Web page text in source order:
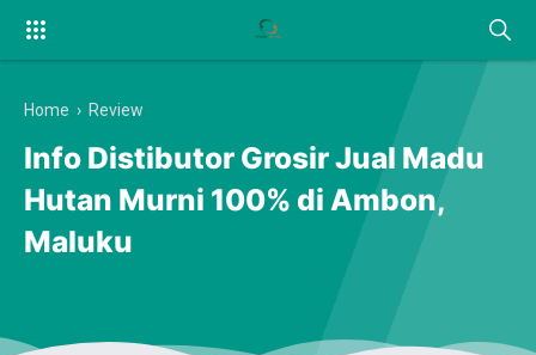
Home › Review
Info Distibutor Grosir Jual Madu
Hutan Murni 100% di Ambon,
Maluku